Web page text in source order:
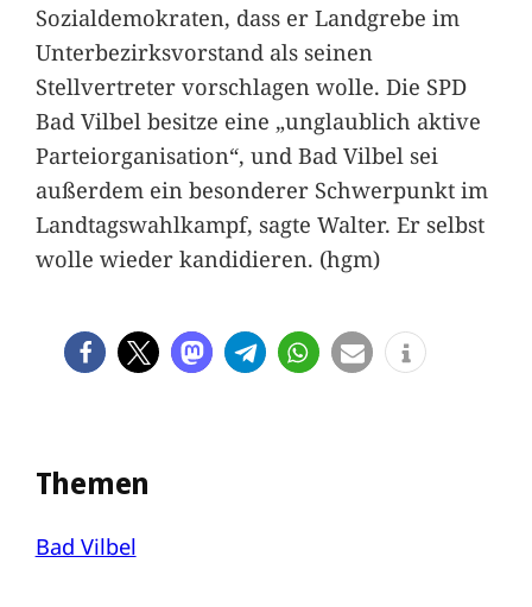
Sozialdemokraten, dass er Landgrebe im
Unterbezirksvorstand als seinen
Stellvertreter vorschlagen wolle. Die SPD
Bad Vilbel besitze eine „unglaublich aktive
Parteiorganisation“, und Bad Vilbel sei
außerdem ein besonderer Schwerpunkt im
Landtagswahlkampf, sagte Walter. Er selbst
wolle wieder kandidieren. (hgm)
Themen
Bad Vilbel